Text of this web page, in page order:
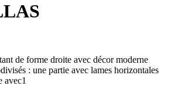
de forme droite avec décor moderne
: une partie avec lames horizontales
avec1